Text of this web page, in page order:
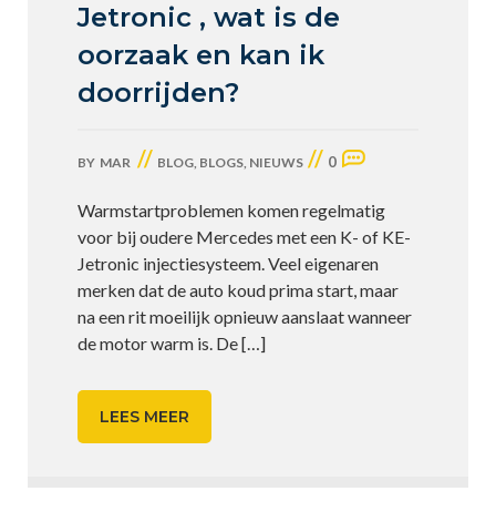
Jetronic , wat is de
oorzaak en kan ik
doorrijden?
BY MAR // BLOG, BLOGS, NIEUWS // 0
Warmstartproblemen komen regelmatig
voor bij oudere Mercedes met een K- of KE-
Jetronic injectiesysteem. Veel eigenaren
merken dat de auto koud prima start, maar
na een rit moeilijk opnieuw aanslaat wanneer
de motor warm is. De[…]
LEES MEER